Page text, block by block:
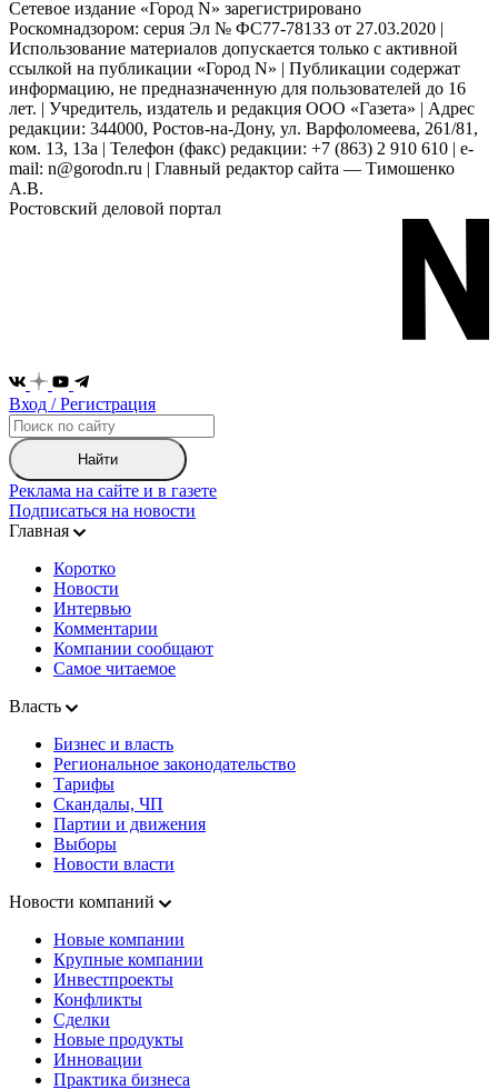
Сетевое издание «Город N» зарегистрировано
Роскомнадзором: серuя Эл № ФС77-78133 от 27.03.2020 |
Использование материалов допускается только с активной
ссылкой на публикации «Город N» | Публикации содержат
информацию, не предназначенную для пользователей до 16
лет. | Учредитель, издатель и редакция ООО «Газета» | Адрес
редакции: 344000, Ростов-на-Дону, ул. Варфоломеева, 261/81,
ком. 13, 13а | Телефон (факс) редакции: +7 (863) 2 910 610 | e-
mail: n@gorodn.ru | Главный редактор сайта — Тимошенко
А.В.
Ростовский деловой портал
Вход / Регистрация
Найти
Реклама на сайте и в газете
Подписаться на новости
Главная
Коротко
Новости
Интервью
Комментарии
Компании сообщают
Самое читаемое
Власть
Бизнес и власть
Региональное законодательство
Тарифы
Скандалы, ЧП
Партии и движения
Выборы
Новости власти
Новости компаний
Новые компании
Крупные компании
Инвестпроекты
Конфликты
Сделки
Новые продукты
Инновации
Практика бизнеса